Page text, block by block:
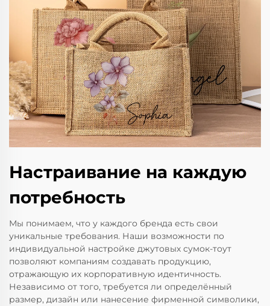
Настраивание на каждую
потребность
Мы понимаем, что у каждого бренда есть свои
уникальные требования. Наши возможности по
индивидуальной настройке джутовых сумок-тоут
позволяют компаниям создавать продукцию,
отражающую их корпоративную идентичность.
Независимо от того, требуется ли определённый
размер, дизайн или нанесение фирменной символики,